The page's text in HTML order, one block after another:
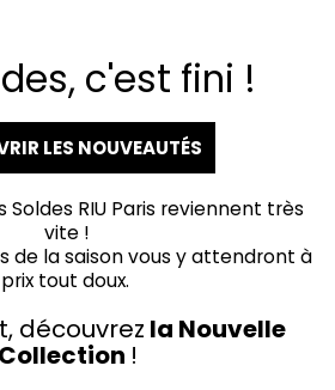
c'est fini !
LES NOUVEAUTÉS
Soldes RIU Paris reviennent très
vite !
de la saison vous y attendront à
prix tout doux.
découvrez la Nouvelle
Collection !